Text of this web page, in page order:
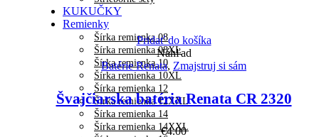
KUKUČKY
Remienky
Šírka remienka 08
Šírka remienka 08XL
Šírka remienka 10
Šírka remienka 10XL
Šírka remienka 12
Šírka remienka 12XXL
Šírka remienka 14
Šírka remienka 14XXL
Pridať do košíka
Náhľad
Batérie Renata, Zmajstruj si sám
Švajčiarska batéria Renata CR 2320
€4.00